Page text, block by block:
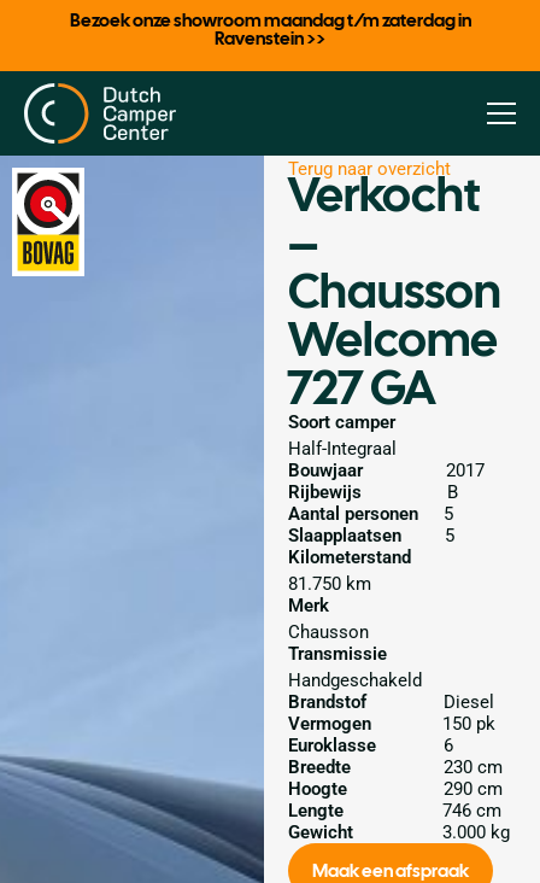
Bezoek onze showroom maandag t/m zaterdag in
Ravenstein >>
Terug naar overzicht
Verkocht
–
Chausson
Welcome
727 GA
Soort camper
Half-Integraal
Bouwjaar
2017
Rijbewijs
B
Aantal personen
5
Slaapplaatsen
5
Kilometerstand
81.750 km
Merk
Chausson
Transmissie
Handgeschakeld
Brandstof
Diesel
Vermogen
150 pk
Euroklasse
6
Breedte
230 cm
Hoogte
290 cm
Lengte
746 cm
Gewicht
3.000 kg
Maak een afspraak